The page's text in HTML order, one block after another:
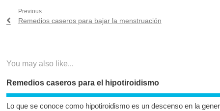
Navegación
Previous
Previous
Remedios caseros para bajar la menstruación
You may also like...
Remedios caseros para el hipotiroidismo
Lo que se conoce como hipotiroidismo es un descenso en la